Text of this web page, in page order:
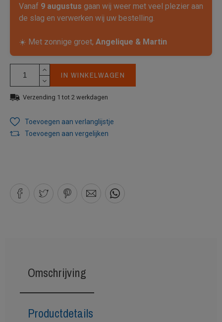
Vanaf 9 augustus gaan wij weer met veel plezier aan
de slag en verwerken wij uw bestelling.
☀️ Met zonnige groet, Angelique & Martin
IN WINKELWAGEN
Verzending 1 tot 2 werkdagen
Toevoegen aan verlanglijstje
Toevoegen aan vergelijken
Omschrijving
Productdetails